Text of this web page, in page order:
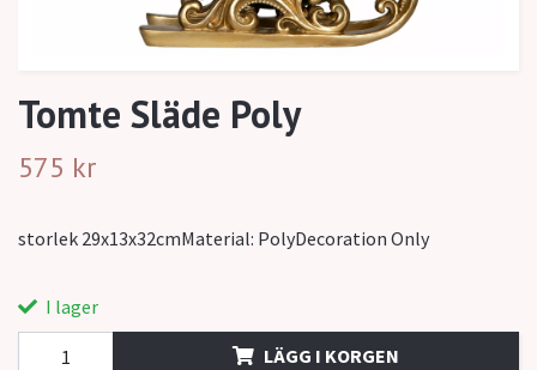
Tomte Släde Poly
575 kr
storlek 29x13x32cmMaterial: PolyDecoration Only
I lager
LÄGG I KORGEN